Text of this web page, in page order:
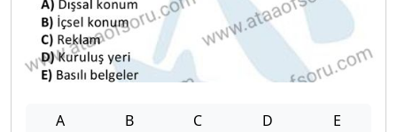
A B C D E